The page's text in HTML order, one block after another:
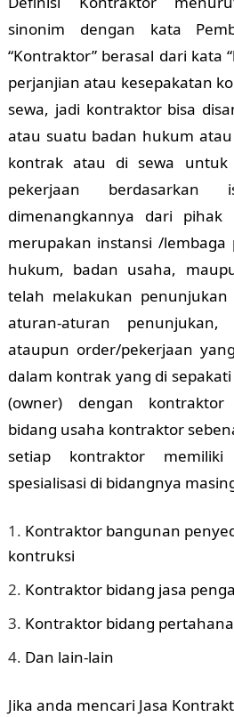
sinonim dengan kata
“Kontraktor” berasal dari kata
perjanjian atau kesepakatan
sewa, jadi kontraktor bisa
atau suatu badan hukum
kontrak atau di sewa untuk
pekerjaan
dimenangkannya dari
merupakan instansi /
hukum, badan usaha,
telah melakukan
aturan-aturan
ataupun order/pekerjaan
dalam kontrak yang di
(owner) dengan kontraktor
bidang usaha kontraktor
setiap kontraktor
spesialisasi di bidangnya
Kontraktor bangunan
kontruksi
Kontraktor bidang jasa
Kontraktor bidang
Dan lain-lain
Jika anda mencari Jasa